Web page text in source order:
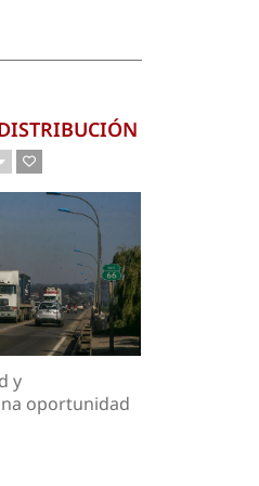
y
oportunidad